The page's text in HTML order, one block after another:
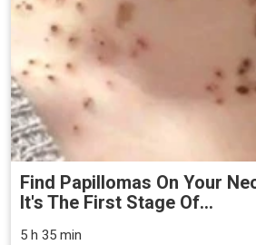
Find Papillomas On Your
It's The First Stage Of...
5 h 35 min